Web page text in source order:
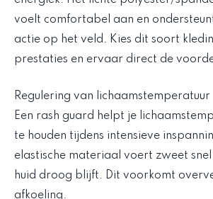
voelt comfortabel aan en
actie op het veld. Kies dit soort
prestaties en ervaar direct de
Regulering van lichaamstemperatuur
Een rash guard helpt je
te houden tijdens intensieve
elastische materiaal voert zweet
huid droog blijft. Dit voorkomt
afkoeling.